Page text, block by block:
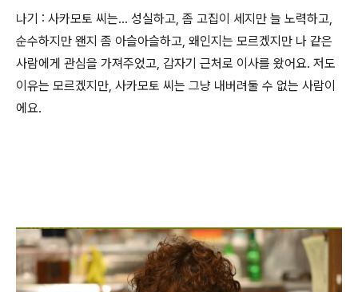
나기 : 사카모토 씨는... 성실하고, 좀 고집이 세지만 늘 노력하고,
순수하지만 왠지 좀 아슬아슬하고, 왜인지는 모르겠지만 나 같은
사람에게 관심을 가져주었고, 갑자기 근처로 이사를 왔어요. 저도
이유는 모르겠지만, 사카모토 씨는 그냥 내버려둘 수 없는 사람이
에요.